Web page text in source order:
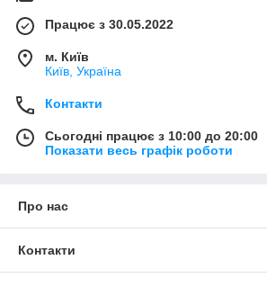
Працює з 30.05.2022
м. Київ
Київ, Україна
Контакти
Сьогодні працює з 10:00 до 20:00
Показати весь графік роботи
Про нас
Контакти